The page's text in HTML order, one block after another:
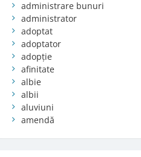
administrare bunuri
administrator
adoptat
adoptator
adopție
afinitate
albie
albii
aluviuni
amendă